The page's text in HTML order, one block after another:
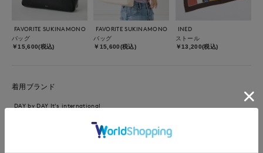
FAVORITE SUKINAMONO
バッグ
￥15,600(税込)
FAVORITE SUKINAMONO
バッグ
￥15,600(税込)
INED
ストール
￥13,200(税込)
着用ブランド
DAY by DAY It's international